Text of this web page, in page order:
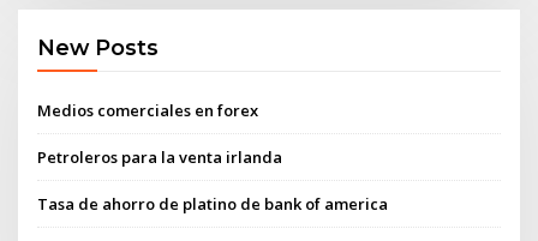
New Posts
Medios comerciales en forex
Petroleros para la venta irlanda
Tasa de ahorro de platino de bank of america